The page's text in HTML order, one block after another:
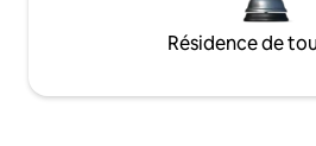
Résidence de